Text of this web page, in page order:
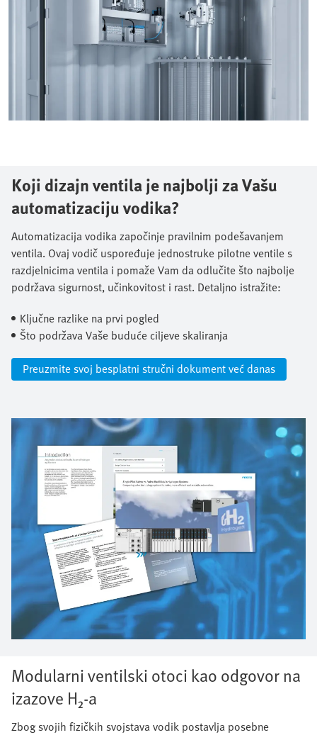
Koji dizajn ventila je najbolji za Vašu
automatizaciju vodika?
Automatizacija vodika započinje pravilnim podešavanjem
ventila. Ovaj vodič uspoređuje jednostruke pilotne ventile s
razdjelnicima ventila i pomaže Vam da odlučite što najbolje
podržava sigurnost, učinkovitost i rast. Detaljno istražite:​
Ključne razlike na prvi pogled​
Što podržava Vaše buduće ciljeve skaliranja
Preuzmite svoj besplatni stručni dokument već danas
Modularni ventilski otoci kao odgovor na
izazove H₂-a
Zbog svojih fizičkih svojstava vodik postavlja posebne